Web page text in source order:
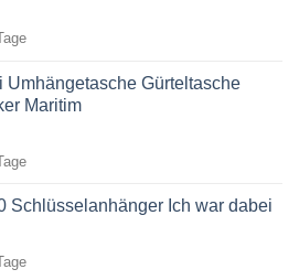
Umhängetasche Gürteltasche
Maritim
Schlüsselanhänger Ich war dabei